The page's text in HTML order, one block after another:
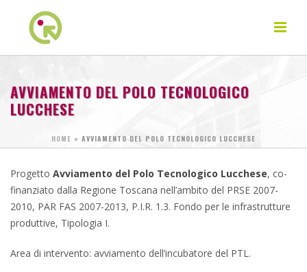
AVVIAMENTO DEL POLO TECNOLOGICO
LUCCHESE
HOME » AVVIAMENTO DEL POLO TECNOLOGICO LUCCHESE
Progetto Avviamento del Polo Tecnologico Lucchese, co-
finanziato dalla Regione Toscana nell’ambito del PRSE 2007-
2010, PAR FAS 2007-2013, P.I.R. 1.3. Fondo per le infrastrutture
produttive, Tipologia I.
Area di intervento: avviamento dell’incubatore del PTL.